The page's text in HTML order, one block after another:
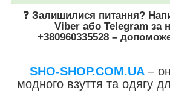
❓ Залишилися питання?
Viber або Telegram за
+380960335528 –
SHO-SHOP.COM.UA –
модного взуття та одягу